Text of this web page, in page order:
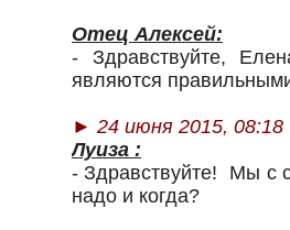
Отец Алексей:
- Здравствуйте,
являются
► 24 июня 2015, 08:18
Луиза :
- Здравствуйте! Мы с
надо и когда?